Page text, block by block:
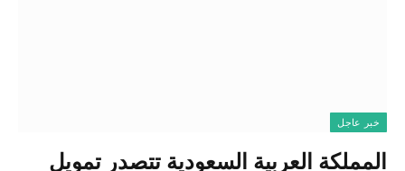
خبر عاجل
المملكة العربية السعودية تتصدر تمويل